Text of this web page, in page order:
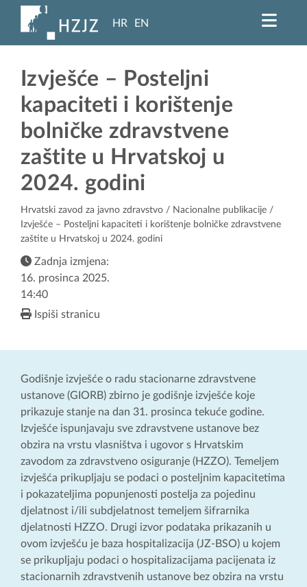
HR EN
Izvješće – Posteljni
kapaciteti i korištenje
bolničke zdravstvene
zaštite u Hrvatskoj u
2024. godini
Hrvatski zavod za javno zdravstvo / Nacionalne publikacije /
Izvješće – Posteljni kapaciteti i korištenje bolničke zdravstvene
zaštite u Hrvatskoj u 2024. godini
Zadnja izmjena:
16. prosinca 2025.
14:40
Ispiši stranicu
Godišnje izvješće o radu stacionarne zdravstvene
ustanove (GIORB) zbirno je godišnje izvješće koje
prikazuje stanje na dan 31. prosinca tekuće godine.
Izvješće ispunjavaju sve zdravstvene ustanove bez
obzira na vrstu vlasništva i ugovor s Hrvatskim
zavodom za zdravstveno osiguranje (HZZO). Temeljem
izvješća prikupljaju se podaci o posteljnim kapacitetima
i pokazateljima popunjenosti postelja za pojedinu
djelatnost i/ili subdjelatnost temeljem šifrarnika
djelatnosti HZZO. Drugi izvor podataka prikazanih u
ovom izvješću je baza hospitalizacija (JZ-BSO) u kojem
se prikupljaju podaci o hospitalizacijama pacijenata iz
stacionarnih zdravstvenih ustanove bez obzira na vrstu